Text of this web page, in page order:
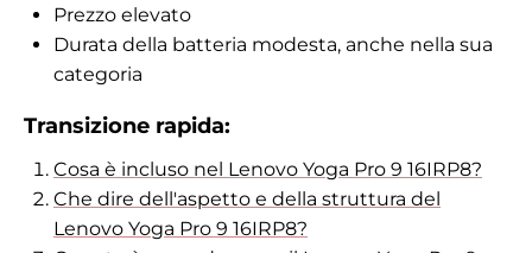
Prezzo elevato
Durata della batteria modesta, anche nella sua
categoria
Transizione rapida:
Cosa è incluso nel Lenovo Yoga Pro 9 16IRP8?
Che dire dell'aspetto e della struttura del
Lenovo Yoga Pro 9 16IRP8?